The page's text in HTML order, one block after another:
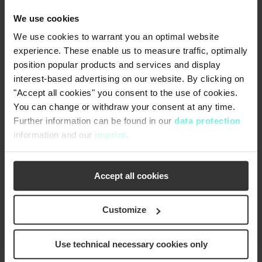
We use cookies
We use cookies to warrant you an optimal website
experience. These enable us to measure traffic, optimally
position popular products and services and display
interest-based advertising on our website. By clicking on
"Accept all cookies" you consent to the use of cookies.
You can change or withdraw your consent at any time.
Further information can be found in our data protection
information and our imprint.
Accept all cookies
Customize
Use technical necessary cookies only
download
Baugrößen & Leistungsdaten
download
Baugrößen & Leistungsdaten DWP 22
download
Baugrößen & Leistungsdaten DWP 42